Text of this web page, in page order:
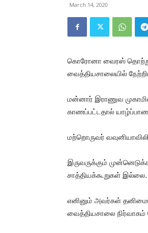
March 14, 2020
கொரோனா வைரஸ் தொற்று
வைத்தியசாலையில்
மன்னார் இராணுவ
காணப்பட்டதால்
மற்றொருவர்
இருவருக்கும்
சாத்தியக்கூறுகள் இல்லை.
எனினும் அவர்கள்
வைத்தியசாலை நிர்வாகம்